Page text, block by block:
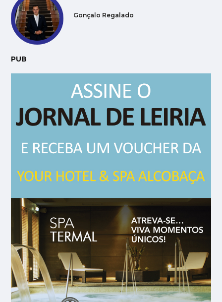
Gonçalo Regalado
PUB